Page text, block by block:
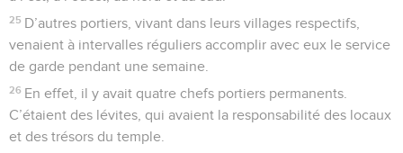
25 D’autres portiers, vivant dans leurs villages respectifs,
venaient à intervalles réguliers accomplir avec eux le service
de garde pendant une semaine.
26 En effet, il y avait quatre chefs portiers permanents.
C’étaient des lévites, qui avaient la responsabilité des locaux
et des trésors du temple.